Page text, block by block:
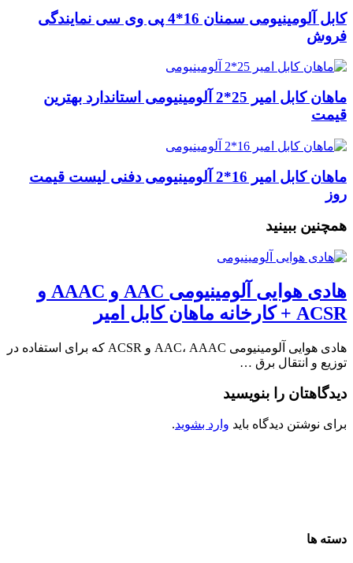
کابل آلومینیومی سمنان 16*4 پی وی سی نمایندگی
فروش
ماهان کابل امیر 25*2 آلومینیومی استاندارد بهترین
قیمت
ماهان کابل امیر 16*2 آلومینیومی دفنی لیست قیمت
روز
همچنین ببینید
هادی هوایی آلومینیومی AAC و AAAC و
ACSR + کارخانه ماهان کابل امیر
هادی هوایی آلومینیومی AAC، AAAC و ACSR که برای استفاده در
توزیع و انتقال برق …
دیدگاهتان را بنویسید
برای نوشتن دیدگاه باید وارد بشوید.
دسته ها